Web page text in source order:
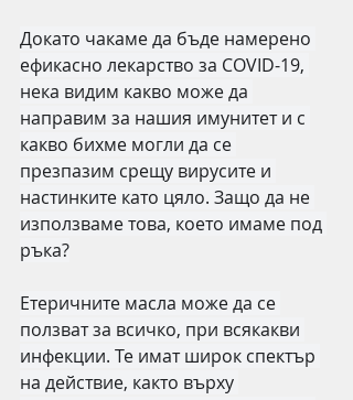
Докато чакаме да бъде намерено
ефикасно лекарство за COVID-19,
нека видим какво може да
направим за нашия имунитет и с
какво бихме могли да се
презпазим срещу вирусите и
настинките като цяло. Защо да не
използваме това, което имаме под
ръка?
Етеричните масла може да се
ползват за всичко, при всякакви
инфекции. Те имат широк спектър
на действие, както върху